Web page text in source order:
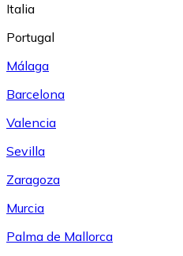
Italia
Portugal
Málaga
Barcelona
Valencia
Sevilla
Zaragoza
Murcia
Palma de Mallorca